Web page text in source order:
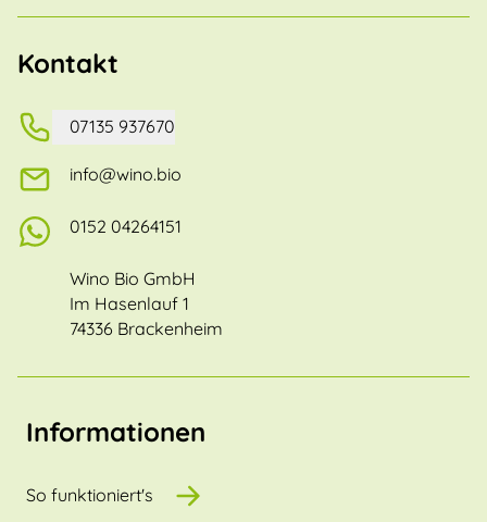
Kontakt
07135 937670
info@wino.bio
0152 04264151
Wino Bio GmbH
Im Hasenlauf 1
74336 Brackenheim
Informationen
So funktioniert's